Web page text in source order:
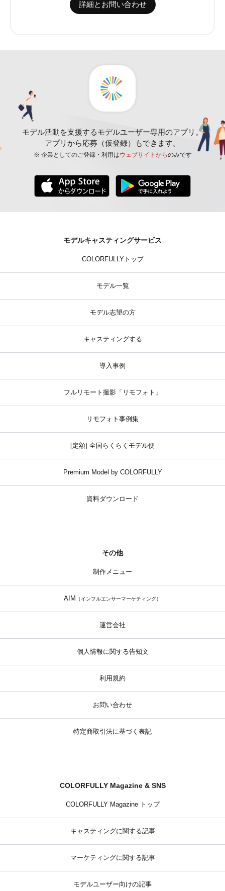
詳細とお問い合わせ
モデル活動を支援するモデルユーザー専用のアプリ。
アプリから応募（仮登録）もできます。
※ 企業としてのご登録・利用はウェブサイトからのみです
モデルキャスティングサービス
COLORFULLYトップ
モデル一覧
モデル志望の方
キャスティングする
導入事例
フルリモート撮影「リモフォト」
リモフォト事例集
[定額] 全国らくらくモデル便
Premium Model by COLORFULLY
資料ダウンロード
その他
制作メニュー
AIM （インフルエンサーマーケティング）
運営会社
個人情報に関する告知文
利用規約
お問い合わせ
特定商取引法に基づく表記
COLORFULLY Magazine & SNS
COLORFULLY Magazine トップ
キャスティングに関する記事
マーケティングに関する記事
モデルユーザー向けの記事